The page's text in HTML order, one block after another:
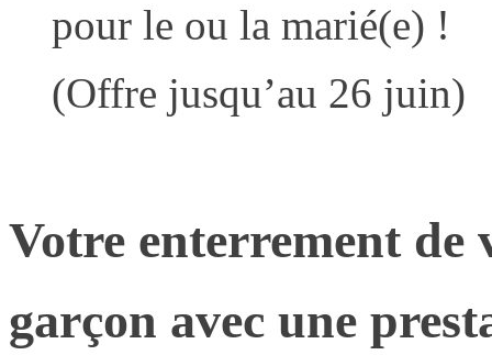
pour le ou la marié(e) !
(Offre jusqu’au 26 juin)
Votre enterrement de
garçon avec une